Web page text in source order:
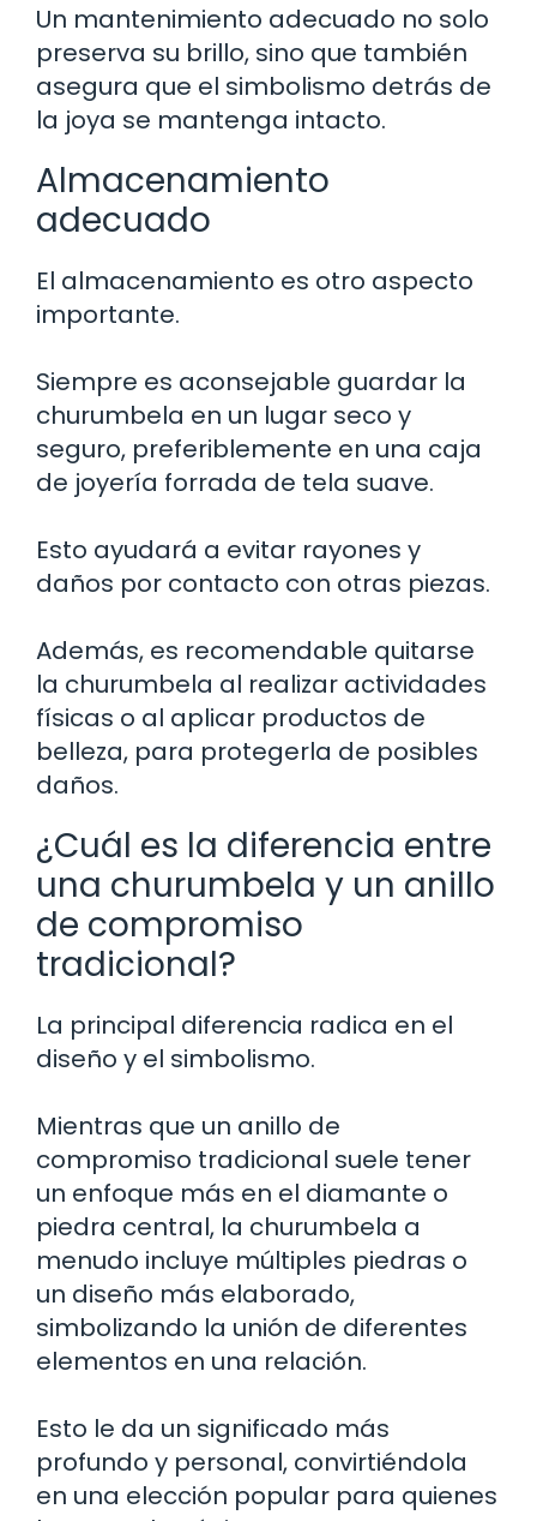
Un mantenimiento adecuado no solo
preserva su brillo, sino que también
asegura que el simbolismo detrás de
la joya se mantenga intacto.
Almacenamiento
adecuado
El almacenamiento es otro aspecto
importante.
Siempre es aconsejable guardar la
churumbela en un lugar seco y
seguro, preferiblemente en una caja
de joyería forrada de tela suave.
Esto ayudará a evitar rayones y
daños por contacto con otras piezas.
Además, es recomendable quitarse
la churumbela al realizar actividades
físicas o al aplicar productos de
belleza, para protegerla de posibles
daños.
¿Cuál es la diferencia entre
una churumbela y un anillo
de compromiso
tradicional?
La principal diferencia radica en el
diseño y el simbolismo.
Mientras que un anillo de
compromiso tradicional suele tener
un enfoque más en el diamante o
piedra central, la churumbela a
menudo incluye múltiples piedras o
un diseño más elaborado,
simbolizando la unión de diferentes
elementos en una relación.
Esto le da un significado más
profundo y personal, convirtiéndola
en una elección popular para quienes